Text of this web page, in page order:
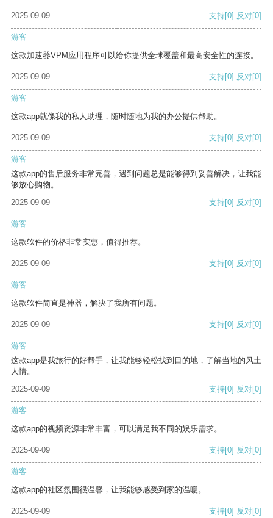
2025-09-09 支持[0] 反对[0]
游客
这款加速器VPM应用程序可以给你提供全球覆盖和最高安全性的连接。
2025-09-09 支持[0] 反对[0]
游客
这款app就像我的私人助理，随时随地为我的办公提供帮助。
2025-09-09 支持[0] 反对[0]
游客
这款app的售后服务非常完善，遇到问题总是能够得到妥善解决，让我能
够放心购物。
2025-09-09
支持[0] 反对[0]
游客
这款软件的价格非常实惠，值得推荐。
2025-09-09 支持[0] 反对[0]
游客
这款软件简直是神器，解决了我所有问题。
2025-09-09 支持[0] 反对[0]
游客
这款app是我旅行的好帮手，让我能够轻松找到目的地，了解当地的风土
人情。
2025-09-09
支持[0] 反对[0]
游客
这款app的视频资源非常丰富，可以满足我不同的娱乐需求。
2025-09-09 支持[0] 反对[0]
游客
这款app的社区氛围很温馨，让我能够感受到家的温暖。
2025-09-09 支持[0] 反对[0]